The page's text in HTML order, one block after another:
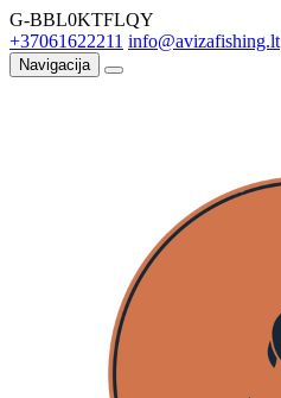
G-BBL0KTFLQY
+37061622211 info@avizafishing.lt
Navigacija